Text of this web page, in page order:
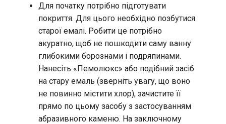
Для початку потрібно підготувати
покриття. Для цього необхідно позбутися
старої емалі. Робити це потрібно
акуратно, щоб не пошкодити саму ванну
глибокими борознами і подряпинами.
Нанесіть «Пемолюкс» або подібний засіб
на стару емаль (зверніть увагу, що воно
не повинно містити хлор), зачистите її
прямо по цьому засобу з застосуванням
абразивного каменю. На заключному